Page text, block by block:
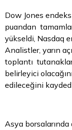
Dow Jones
puandan
yükseldi, Nasdaq
Analistler, yarın
toplantı
belirleyici
edileceğini
Asya borsalarında